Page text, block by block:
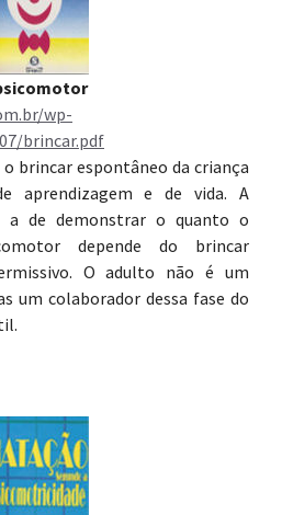
wp-
brincar.pdf
brincar espontâneo da criança
aprendizagem e de vida. A
a de demonstrar o quanto o
depende do brincar
O adulto não é um
um colaborador dessa fase do